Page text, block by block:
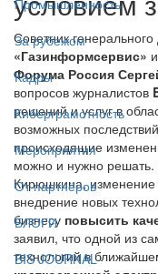
Промышленность
За рубежом
Кадры
Киберграмотность
Мероприятия
От партнёров
БЛОГИ
BIS JOURNAL
Советник
«Газинформсервис»
Форума Россия
вопросов журналистов
решений и услуг в
возможных последствий
происходящие
можно и нужно
Кирюшкина, изменение
внедрение новых
бизнесу повысить
заявил, что одной из
технологий в